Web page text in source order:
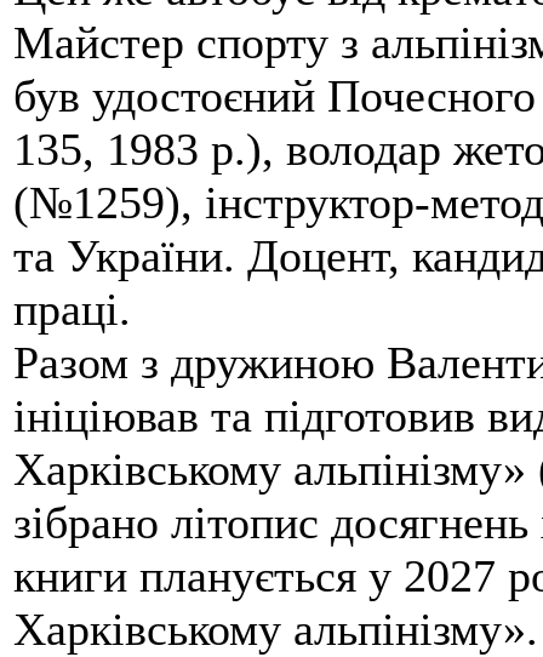
Майстер спорту з
був удостоєний
135, 1983 р.), володар
(№1259), інструктор-
та України. Доцент,
праці.
Разом з дружиною
ініціював та підготовив
Харківському
зібрано літопис
книги планується у 2027
Харківському альпінізму».